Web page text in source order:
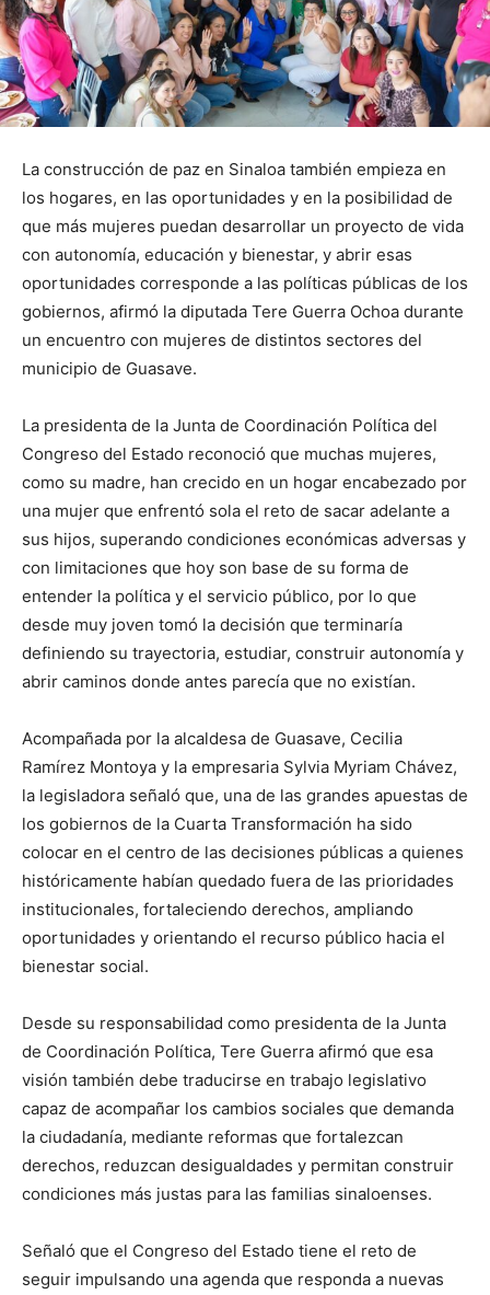
La construcción de paz en Sinaloa también empieza en
los hogares, en las oportunidades y en la posibilidad de
que más mujeres puedan desarrollar un proyecto de vida
con autonomía, educación y bienestar, y abrir esas
oportunidades corresponde a las políticas públicas de los
gobiernos, afirmó la diputada Tere Guerra Ochoa durante
un encuentro con mujeres de distintos sectores del
municipio de Guasave.
La presidenta de la Junta de Coordinación Política del
Congreso del Estado reconoció que muchas mujeres,
como su madre, han crecido en un hogar encabezado por
una mujer que enfrentó sola el reto de sacar adelante a
sus hijos, superando condiciones económicas adversas y
con limitaciones que hoy son base de su forma de
entender la política y el servicio público, por lo que
desde muy joven tomó la decisión que terminaría
definiendo su trayectoria, estudiar, construir autonomía y
abrir caminos donde antes parecía que no existían.
Acompañada por la alcaldesa de Guasave, Cecilia
Ramírez Montoya y la empresaria Sylvia Myriam Chávez,
la legisladora señaló que, una de las grandes apuestas de
los gobiernos de la Cuarta Transformación ha sido
colocar en el centro de las decisiones públicas a quienes
históricamente habían quedado fuera de las prioridades
institucionales, fortaleciendo derechos, ampliando
oportunidades y orientando el recurso público hacia el
bienestar social.
Desde su responsabilidad como presidenta de la Junta
de Coordinación Política, Tere Guerra afirmó que esa
visión también debe traducirse en trabajo legislativo
capaz de acompañar los cambios sociales que demanda
la ciudadanía, mediante reformas que fortalezcan
derechos, reduzcan desigualdades y permitan construir
condiciones más justas para las familias sinaloenses.
Señaló que el Congreso del Estado tiene el reto de
seguir impulsando una agenda que responda a nuevas